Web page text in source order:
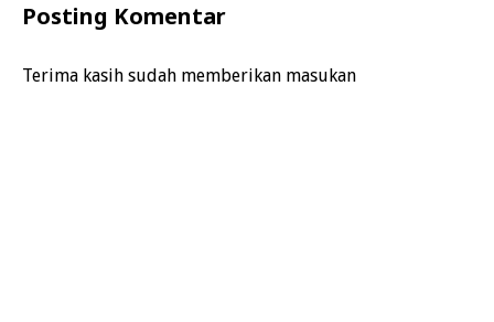
Posting Komentar
Terima kasih sudah memberikan masukan